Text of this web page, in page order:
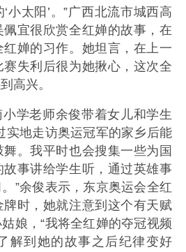
小太阳’。”广西北流市城西高
宜很欣赏全红婵的故事，在
婵的习作。她坦言，在上一
失利后很为她揪心，这次全
高兴。
学老师余俊带着女儿和学生
实地走访奥运冠军的家乡后能
。我平时也会搜集一些为国
事讲给学生听，通过英雄事
”余俊表示，东京奥运会全红
时，她就注意到这个有天赋
娘，“我将全红婵的夺冠视频
解到她的故事之后纪律变好